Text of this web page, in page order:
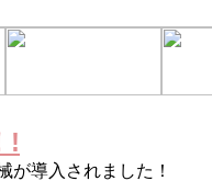
!
が導入されました！